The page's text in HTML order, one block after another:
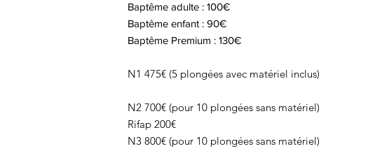
Baptême adulte : 100€
Baptême enfant : 90€
Baptême Premium : 130€
N1 475€ (5 plongées avec matériel inclus)
N2 700€ (pour 10 plongées sans matériel)
Rifap 200€
N3 800€ (pour 10 plongées sans matériel)